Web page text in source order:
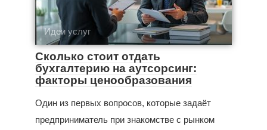
Идеи услуг
Сколько стоит отдать
бухгалтерию на аутсорсинг:
факторы ценообразования
Один из первых вопросов, которые задаёт
предприниматель при знакомстве с рынком